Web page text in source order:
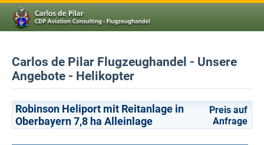
Carlos de Pilar Flugzeughandel - Unsere
Angebote - Helikopter
Robinson Heliport mit Reitanlage in
Oberbayern 7,8 ha Alleinlage
Preis auf
Anfrage